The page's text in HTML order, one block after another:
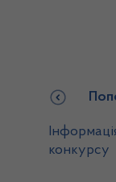
конкурсу